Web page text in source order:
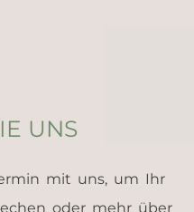
UNS
mit uns, um Ihr
oder mehr über